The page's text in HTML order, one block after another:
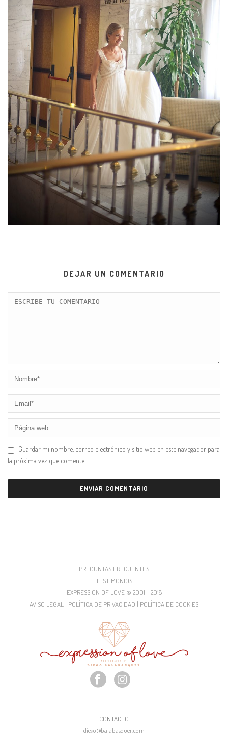
DEJAR UN COMENTARIO
Guardar mi nombre, correo electrónico y sitio web en este navegador para
la próxima vez que comente.
PREGUNTAS FRECUENTES
TESTIMONIOS
EXPRESSION OF LOVE © 2001 - 2018
AVISO LEGAL | POLÍTICA DE PRIVACIDAD | POLÍTICA DE COOKIES
CONTACTO
diego@balabasquer.com